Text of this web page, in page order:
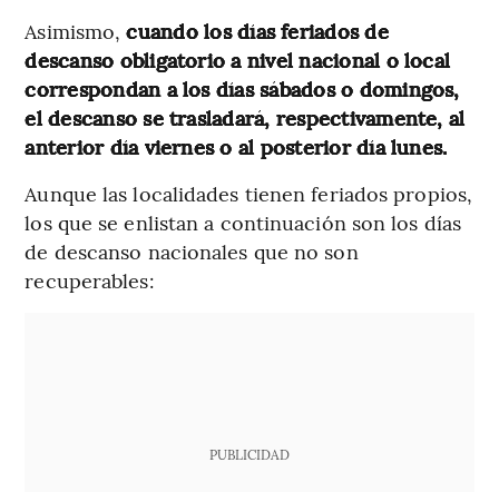
Asimismo,cuando los días feriados de
descanso obligatorio a nivel nacional o local
correspondan a los días sábados o domingos,
el descanso se trasladará, respectivamente, al
anterior día viernes o al posterior día lunes.
Aunque las localidades tienen feriados propios,
los que se enlistan a continuación son los días
de descanso nacionales que no son
recuperables:
PUBLICIDAD